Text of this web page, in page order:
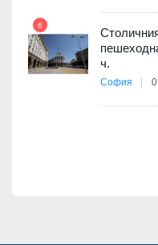
6
ч.
София